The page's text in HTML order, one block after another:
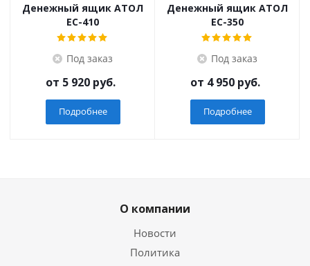
Денежный ящик АТОЛ
EC-410
Под заказ
от 5 920 руб.
Подробнее
Денежный ящик АТОЛ
EC-350
Под заказ
от 4 950 руб.
Подробнее
О компании
Новости
Политика